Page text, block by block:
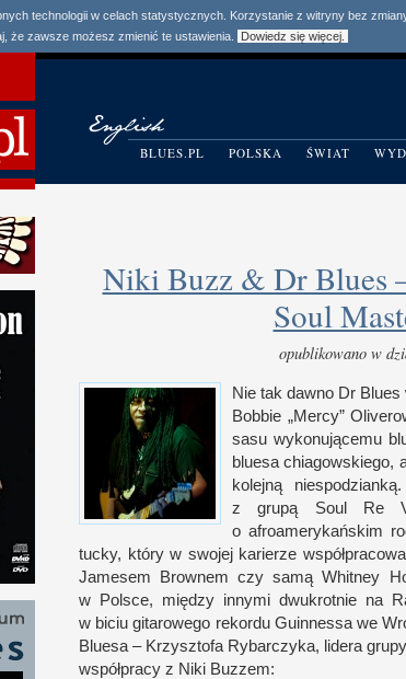
technologii w celach statystycznych. Korzystanie z witryny bez
że zawsze możesz zmienić te ustawienia.
Dowiedz się więcej.
BLUES.PL POLSKA ŚWIAT
Niki Buzz & Dr Blues
Soul
opublikowano w
Nie tak dawno Dr Blues
Bob­bie „Mercy”
sasu wykonującemu
bluesa chiagow­skiego,
kolejną
z grupą Soul Re
o afroamerykań­skim
tucky, któryw swojej karierze
Jamesem Brow­nem czy samą Whit­ney
w Pol­sce, między innymi dwukrot­nie na
w biciu gitarowego rekordu Guin­nessa we
Bluesa – Krzysz­tofa Rybar­czyka, lidera
współ­pracy z Niki Buzzem: